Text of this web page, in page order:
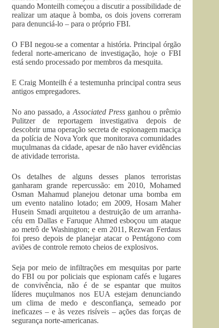
quando Monteilh começou a discutir a possibilidade de
realizar um ataque à bomba, os dois jovens correram
para denunciá-lo – para o próprio FBI.
O FBI negou-se a comentar a história. Principal órgão
federal norte-americano de investigação, hoje o FBI
está sendo processado por membros da mesquita.
E Craig Monteilh é a testemunha principal contra seus
antigos empregadores.
No ano passado, a Associated Pressganhou o prêmio
Pulitzer de reportagem investigativa depois de
descobrir uma operação secreta de espionagem maciça
da polícia de Nova York que monitorava comunidades
muçulmanas da cidade, apesar de não haver evidências
de atividade terrorista.
Os detalhes de alguns desses planos terroristas
ganharam grande repercussão: em 2010, Mohamed
Osman Mahamud planejou detonar uma bomba em
um evento natalino lotado; em 2009, Hosam Maher
Husein Smadi arquitetou a destruição de um arranha-
céu em Dallas e Faruque Ahmed esboçou um ataque
ao metrô de Washington; e em 2011, Rezwan Ferdaus
foi preso depois de planejar atacar o Pentágono com
aviões de controle remoto cheios de explosivos.
Seja por meio de infiltrações em mesquitas por parte
do FBI ou por policiais que espionam cafés e lugares
de convivência, não é de se espantar que muitos
líderes muçulmanos nos EUA estejam denunciando
um clima de medo e desconfiança, semeado por
ineficazes – e às vezes risíveis – ações das forças de
segurança norte-americanas.